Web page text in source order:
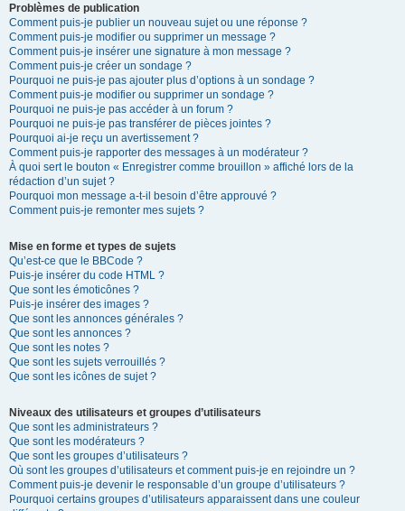
Problèmes de publication
Comment puis-je publier un nouveau sujet ou une réponse ?
Comment puis-je modifier ou supprimer un message ?
Comment puis-je insérer une signature à mon message ?
Comment puis-je créer un sondage ?
Pourquoi ne puis-je pas ajouter plus d’options à un sondage ?
Comment puis-je modifier ou supprimer un sondage ?
Pourquoi ne puis-je pas accéder à un forum ?
Pourquoi ne puis-je pas transférer de pièces jointes ?
Pourquoi ai-je reçu un avertissement ?
Comment puis-je rapporter des messages à un modérateur ?
À quoi sert le bouton « Enregistrer comme brouillon » affiché lors de la
rédaction d’un sujet ?
Pourquoi mon message a-t-il besoin d’être approuvé ?
Comment puis-je remonter mes sujets ?
Mise en forme et types de sujets
Qu’est-ce que le BBCode ?
Puis-je insérer du code HTML ?
Que sont les émoticônes ?
Puis-je insérer des images ?
Que sont les annonces générales ?
Que sont les annonces ?
Que sont les notes ?
Que sont les sujets verrouillés ?
Que sont les icônes de sujet ?
Niveaux des utilisateurs et groupes d’utilisateurs
Que sont les administrateurs ?
Que sont les modérateurs ?
Que sont les groupes d’utilisateurs ?
Où sont les groupes d’utilisateurs et comment puis-je en rejoindre un ?
Comment puis-je devenir le responsable d’un groupe d’utilisateurs ?
Pourquoi certains groupes d’utilisateurs apparaissent dans une couleur